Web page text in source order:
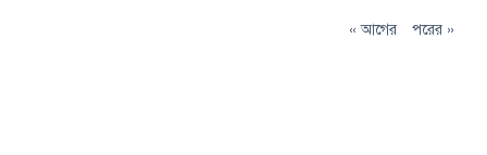
« আগের পরের »